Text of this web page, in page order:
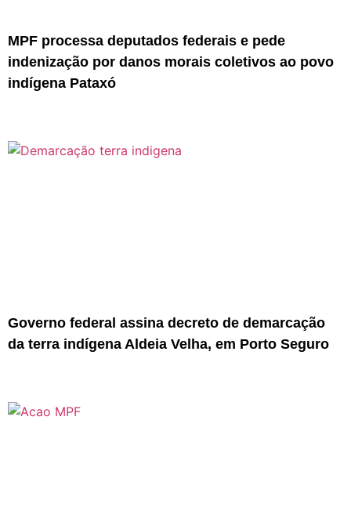
MPF processa deputados federais e pede
indenização por danos morais coletivos ao povo
indígena Pataxó
Governo federal assina decreto de demarcação
da terra indígena Aldeia Velha, em Porto Seguro